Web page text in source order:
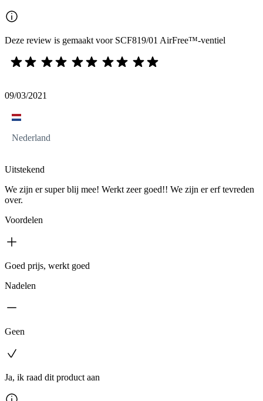
Deze review is gemaakt voor SCF819/01 AirFree™-ventiel
09/03/2021
Nederland
Uitstekend
We zijn er super blij mee! Werkt zeer goed!! We zijn er erf tevreden
over.
Voordelen
Goed prijs, werkt goed
Nadelen
Geen
Ja, ik raad dit product aan